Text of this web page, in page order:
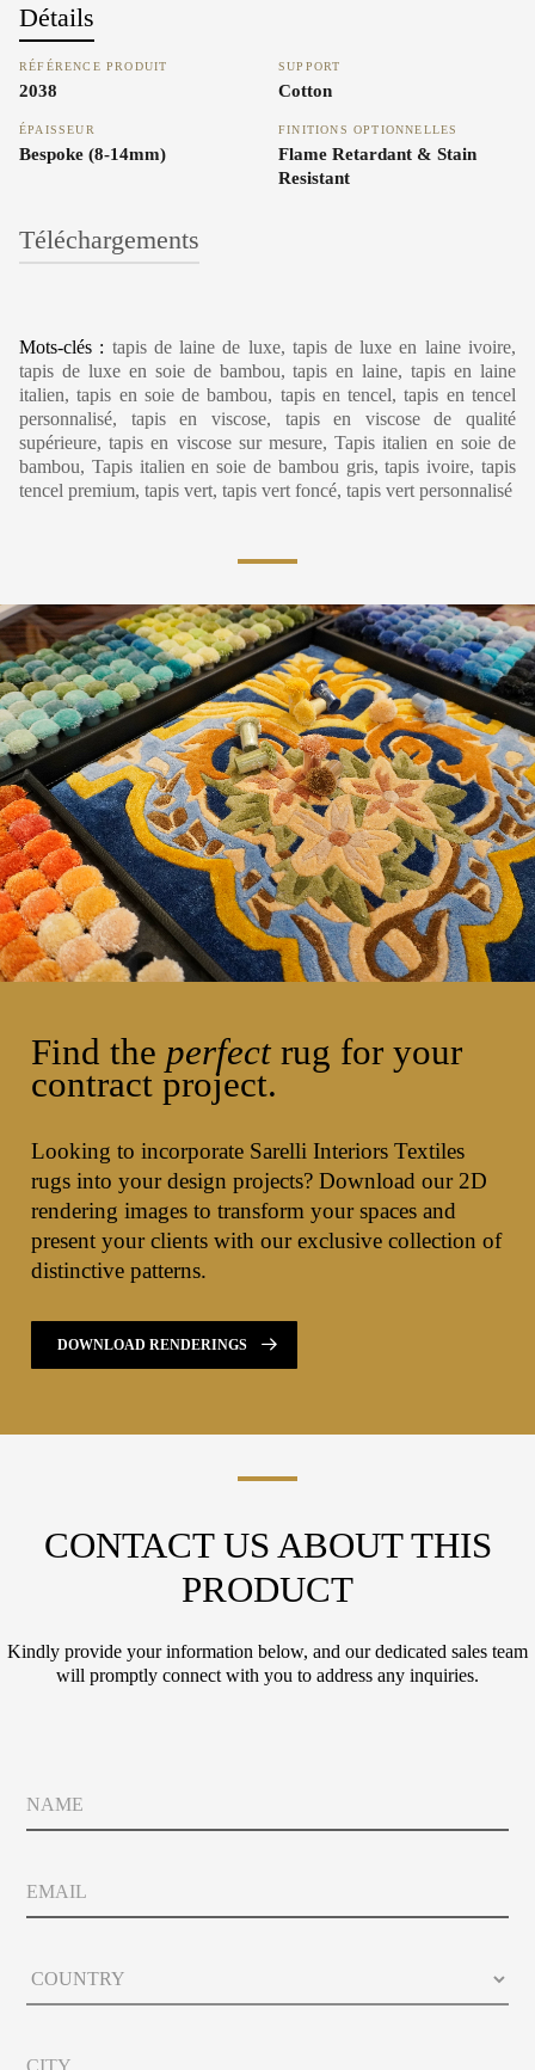
Détails
RÉFÉRENCE PRODUIT
2038
SUPPORT
Cotton
ÉPAISSEUR
Bespoke (8-14mm)
FINITIONS OPTIONNELLES
Flame Retardant & Stain
Resistant
Téléchargements
Mots-clés : tapis de laine de luxe, tapis de luxe en laine ivoire,
tapis de luxe en soie de bambou, tapis en laine, tapis en laine
italien, tapis en soie de bambou, tapis en tencel, tapis en tencel
personnalisé, tapis en viscose, tapis en viscose de qualité
supérieure, tapis en viscose sur mesure, Tapis italien en soie de
bambou, Tapis italien en soie de bambou gris, tapis ivoire, tapis
tencel premium, tapis vert, tapis vert foncé, tapis vert personnalisé
Find the perfectrug for your
contract project.
Looking to incorporate Sarelli Interiors Textiles
rugs into your design projects? Download our 2D
rendering images to transform your spaces and
present your clients with our exclusive collection of
distinctive patterns.
DOWNLOAD RENDERINGS
CONTACT US ABOUT THIS
PRODUCT
Kindly provide your information below, and our dedicated sales team
will promptly connect with you to address any inquiries.
a
m
m
a
o
u
t